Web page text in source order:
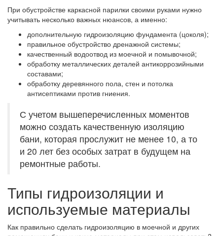
При обустройстве каркасной парилки своими руками нужно
учитывать несколько важных нюансов, а именно:
дополнительную гидроизоляцию фундамента (цоколя);
правильное обустройство дренажной системы;
качественный водоотвод из моечной и помывочной;
обработку металлических деталей антикоррозийными
составами;
обработку деревянного пола, стен и потолка
антисептиками против гниения.
С учетом вышеперечисленных моментов
можно создать качественную изоляцию
бани, которая прослужит не менее 10, а то
и 20 лет без особых затрат в будущем на
ремонтные работы.
Типы гидроизоляции и
используемые материалы
Как правильно сделать гидроизоляцию в моечной и других